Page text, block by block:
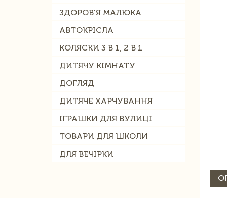
ЗДОРОВ'Я МАЛЮКА
АВТОКРІСЛА
КОЛЯСКИ 3 В 1, 2 В 1
ДИТЯЧУ КІМНАТУ
ДОГЛЯД
ДИТЯЧЕ ХАРЧУВАННЯ
ІГРАШКИ ДЛЯ ВУЛИЦІ
ТОВАРИ ДЛЯ ШКОЛИ
ДЛЯ ВЕЧІРКИ